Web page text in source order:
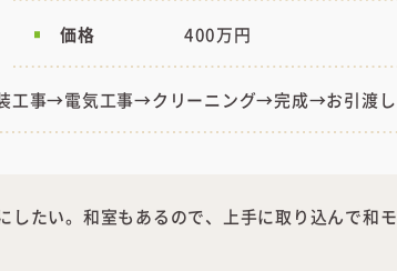
価格 400万円
工事→電気工事→クリーニング→完成→お引渡し
したい。和室もあるので、上手に取り込んで和モ